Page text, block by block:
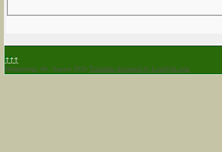
↑↑↑
Donnerstag, 06. August 2026 Template designed by LernVid.com